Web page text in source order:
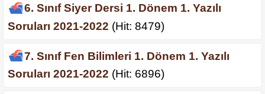
6. Sınıf Siyer Dersi 1. Dönem 1. Yazılı
Soruları 2021-2022 (Hit: 8479)
7. Sınıf Fen Bilimleri 1. Dönem 1. Yazılı
Soruları 2021-2022 (Hit: 6896)